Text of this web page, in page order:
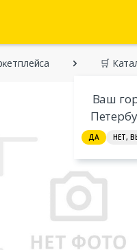
Ваш
ДА НЕТ,
🛒